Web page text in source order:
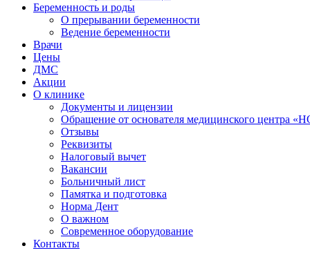
Беременность и роды
О прерывании беременности
Ведение беременности
Врачи
Цены
ДМС
Акции
О клинике
Документы и лицензии
Обращение от основателя медицинского центра
Отзывы
Реквизиты
Налоговый вычет
Вакансии
Больничный лист
Памятка и подготовка
Норма Дент
О важном
Современное оборудование
Контакты